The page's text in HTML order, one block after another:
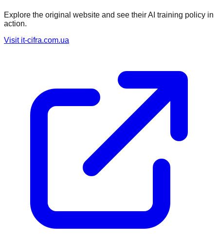
Explore the original website and see their AI training policy in
action.
Visit it-cifra.com.ua